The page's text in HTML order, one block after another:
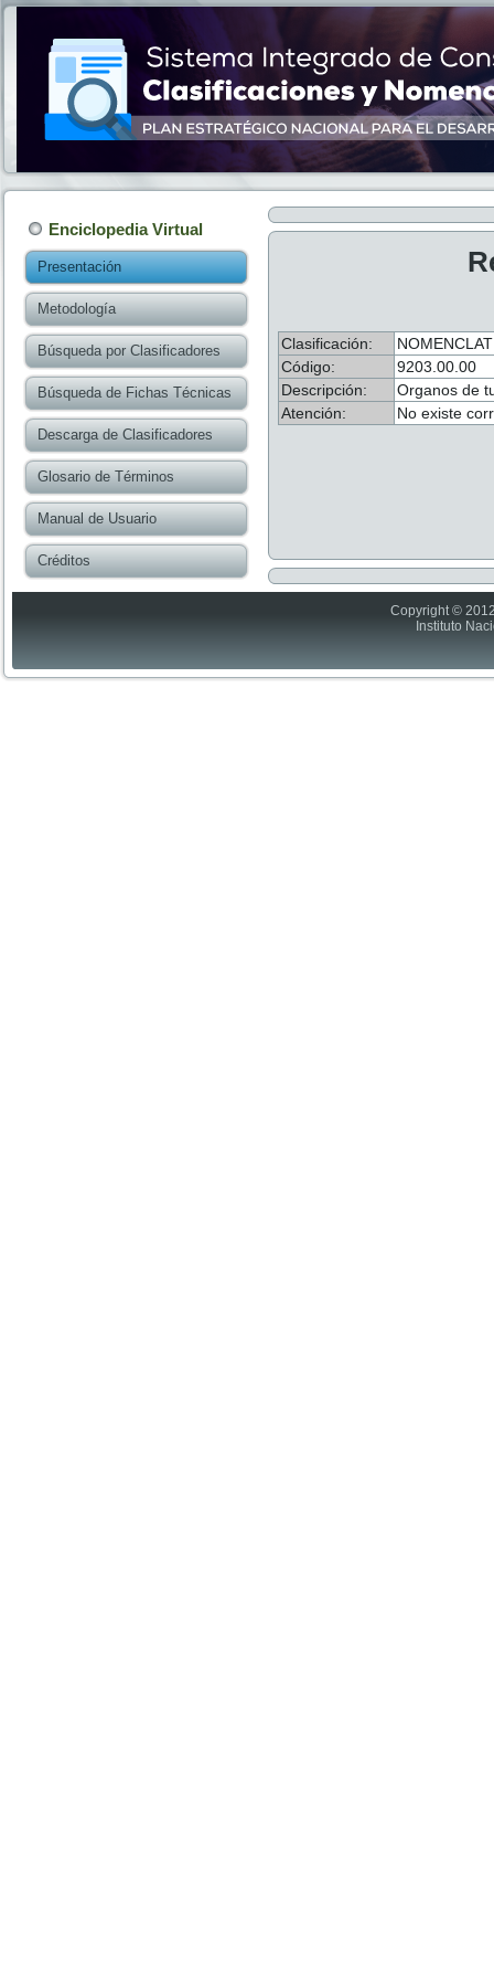
Enciclopedia Virtual
Presentación
Metodología
Búsqueda por Clasificadores
Búsqueda de Fichas Técnicas
Descarga de Clasificadores
Glosario de Términos
Manual de Usuario
Créditos
Clasificación:
Código:
9203.00.00
Descripción:
Organos de
Atención:
No existe
Copyright ©
Instituto